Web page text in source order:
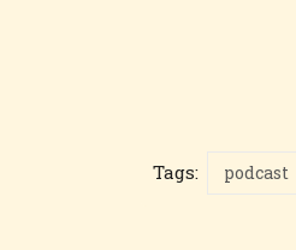
Tags: podcast